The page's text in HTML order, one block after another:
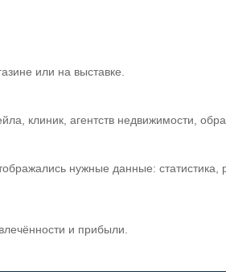
или на выставке.
агентств недвижимости,
нужные данные:
и прибыли.